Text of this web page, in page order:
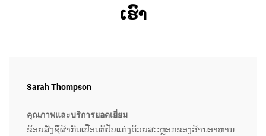
ເຮົາ
Sarah Thompson
คุณภาพและบริการยอดเยี่ยม
ຂ້ອຍສັ່ງຊື້ຜ້າກັນເປື່ອນທີ່ປັບແຕ່ງດ້ວຍສະຫຼອກຂອງຮ້ານອາຫານ